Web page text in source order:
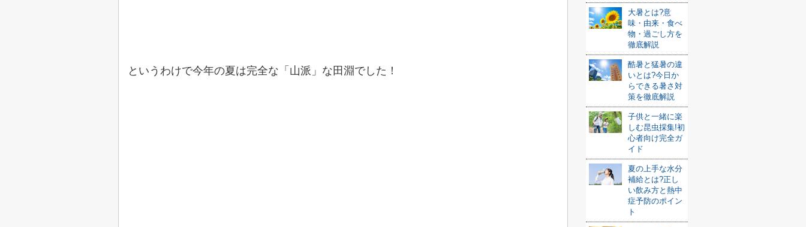
というわけで今年の夏は完全な「山派」な田淵でした！
大暑とは?意
味・由来・食べ
物・過ごし方を
徹底解説
酷暑と猛暑の違
いとは?今日か
らできる暑さ対
策を徹底解説
子供と一緒に楽
しむ昆虫採集!初
心者向け完全ガ
イド
夏の上手な水分
補給とは?正し
い飲み方と熱中
症予防のポイン
ト